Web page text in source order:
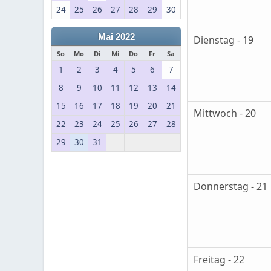
24
25 26 27 28 29 30
Mai 2022
So Mo Di Mi Do Fr Sa
1 2 3 4 5 6
7
8
9 10 11 12 13
14
15
16 17 18 19 20
21
22
23 24 25 26 27
28
29
30 31
Dienstag - 19
Mittwoch - 20
Donnerstag - 21
Freitag - 22